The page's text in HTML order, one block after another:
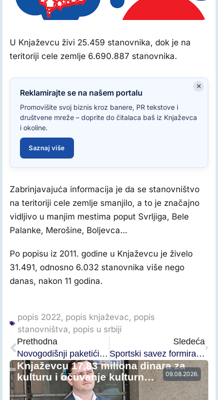
U Knjaževcu živi 25.459 stanovnika, dok je na
teritoriji cele zemlje 6.690.887 stanovnika.
×
Reklamirajte se na našem portalu
Promovišite svoj biznis kroz banere, PR tekstove i
društvene mreže – doprite do čitalaca baš iz Knjaževca
i okoline.
Saznaj više
Zabrinjavajuća informacija je da se stanovništvo
na teritoriji cele zemlje smanjilo, a to je značajno
vidljivo u manjim mestima poput Svrljiga, Bele
Palanke, Merošine, Boljevca…
Po popisu iz 2011. godine u Knjaževcu je živelo
31.491, odnosno 6.032 stanovnika više nego
danas, nakon 11 godina.
popis 2022, popis knjaževac, popis
stanovništva, popis u srbiji
Prethodna
Novogodišnji paketići najmlađim Knjaževčanima
Sledeća
Sportski savez formirao komisiju za odlučivanje o najboljem sportisti, sportiskinji, mladim sportistima i kolektivu
09.08.2026.
Knjaževcu 17,83 miliona dinara za
kulturu i očuvanje kulturn…